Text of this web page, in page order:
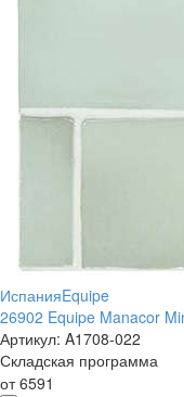
ИспанияEquipe
26902 Equipe Manacor
Артикул: A1708-022
Складская программа
от6591